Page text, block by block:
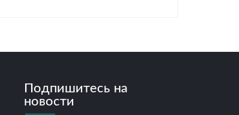
Подпишитесь на
новости